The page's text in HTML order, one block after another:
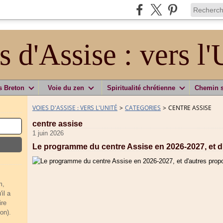
d'Assise : vers
Breton Voie du zen Spiritualité chrétienne Chemin
a
VOIES D'ASSISE : VERS L'UNITÉ > CATEGORIES > CENTRE ASSISE
centre assise
1 juin 2026
Le programme du centre Assise en 2026-2027,